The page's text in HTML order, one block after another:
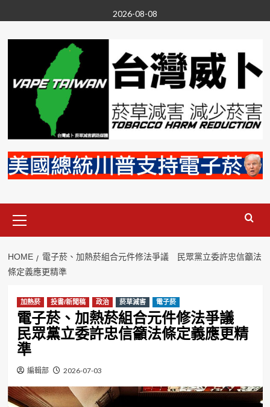
to
content
2026-08-08
Menu
HOME
電子菸、加熱菸組合元件修法爭議 民眾黨立委許忠信籲法
條定義應更精準
加熱菸 投書/新聞稿 政治 菸草減害 電子菸
電子菸、加熱菸組合元件修法爭議
民眾黨立委許忠信籲法條定義應更精
準
編輯部 2026-07-03